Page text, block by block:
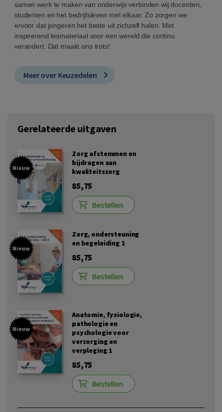
samen werk te maken van onderwijs verbinden wij docenten,
studenten en het bedrijfsleven met elkaar. Zo zorgen we
ervoor dat jongeren het beste uit zichzelf halen. Met
inspirerend lesmateriaal voor een wereld die continu
verandert. Dat maakt ons trots!
Meer over Keuzedelen
Gerelateerde uitgaven
Nieuw
Zorg afstemmen en
bijdragen aan
kwaliteitszorg
85,75
Bestellen
Nieuw
Zorg, ondersteuning
en begeleiding 1
85,75
Bestellen
Nieuw
Anatomie, fysiologie,
pathologie en
psychologie voor
verzorging en
verpleging 1
85,75
Bestellen